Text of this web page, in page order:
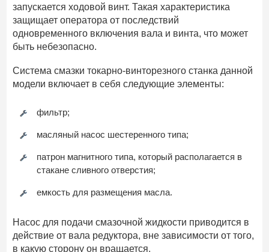
запускается ходовой винт. Такая характеристика
защищает оператора от последствий
одновременного включения вала и винта, что может
быть небезопасно.
Система смазки токарно-винторезного станка данной
модели включает в себя следующие элементы:
фильтр;
масляный насос шестеренного типа;
патрон магнитного типа, который располагается в
стакане сливного отверстия;
емкость для размещения масла.
Насос для подачи смазочной жидкости приводится в
действие от вала редуктора, вне зависимости от того,
в какую сторону он вращается.